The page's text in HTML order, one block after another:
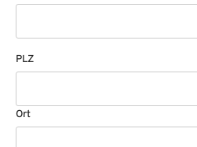
PLZ
Ort